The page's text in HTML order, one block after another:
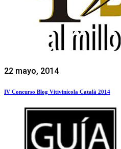
22 mayo, 2014
IV Concurso Blog Vitivinícola Català 2014